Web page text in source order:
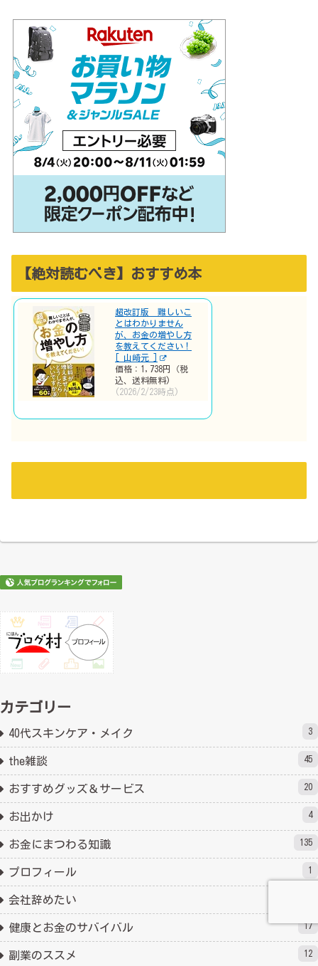
【絶対読むべき】おすすめ本
超改訂版 難しいこ
とはわかりません
が、お金の増やし方
を教えてください！
[ 山崎元 ]
価格：1,738円（税
込、送料無料)
(2026/2/23時点)
カテゴリー
40代スキンケア・メイク 3
the雑談 45
おすすめグッズ＆サービス 20
お出かけ 4
お金にまつわる知識 135
プロフィール 1
会社辞めたい
健康とお金のサバイバル 17
副業のススメ 12